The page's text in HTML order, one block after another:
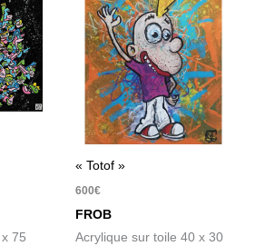
75
« Totof »
600€
FROB
Acrylique sur toile 40 x 30